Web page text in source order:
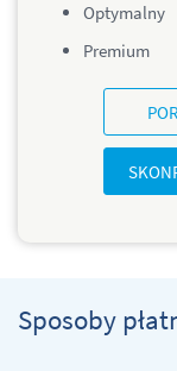
Optymalny
Premium
Sposoby